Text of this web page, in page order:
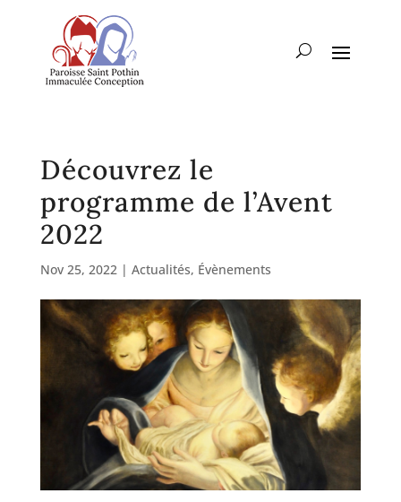
Découvrez le
programme de l’Avent
2022
Nov 25, 2022| Actualités, Évènements